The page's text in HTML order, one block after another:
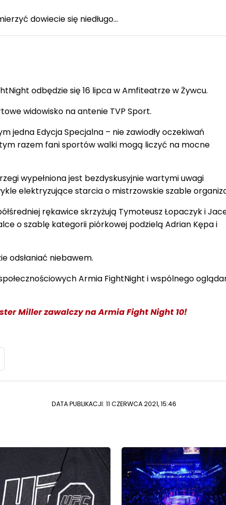
dowiecie się niedługo…
odbędzie się 16 lipca w Amfiteatrze w Żywcu.
widowisko na antenie TVP Sport.
jedna Edycja Specjalna – nie zawiodły oczekiwań
razem fani sportów walki mogą liczyć na mocne
wypełniona jest bezdyskusyjnie wartymi uwagi
elektryzujące starcia o mistrzowskie szable
rękawice skrzyżują Tymoteusz Łopaczyk i
o szablę kategorii piórkowej podzielą Adrian Kępa i
odsłaniać niebawem.
Armia FightNight i wspólnego
Miller zawalczy na Armia Fight Night 10!
DATA PUBLIKACJI: 11 CZERWCA 2021, 15:46